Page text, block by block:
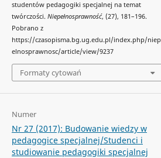
studentów pedagogiki specjalnej na temat
twórczości. Niepełnosprawność, (27), 181–196.
Pobrano z
https://czasopisma.bg.ug.edu.pl/index.php/niep
elnosprawnosc/article/view/9237
Formaty cytowań
Numer
Nr 27 (2017): Budowanie wiedzy w
pedagogice specjalnej/Studenci i
studiowanie pedagogiki specjalnej